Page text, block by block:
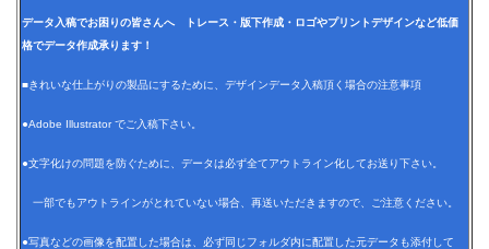
データ入稿でお困りの皆さんへ トレース・版下作成・ロゴやプリントデザインなど低価
格でデータ作成承ります！
■きれいな仕上がりの製品にするために、デザインデータ入稿頂く場合の注意事項
●Adobe Illustrator でご入稿下さい。
●文字化けの問題を防ぐために、データは必ず全てアウトライン化してお送り下さい。
一部でもアウトラインがとれていない場合、再送いただきますので、ご注意ください。
●写真などの画像を配置した場合は、必ず同じフォルダ内に配置した元データも添付して